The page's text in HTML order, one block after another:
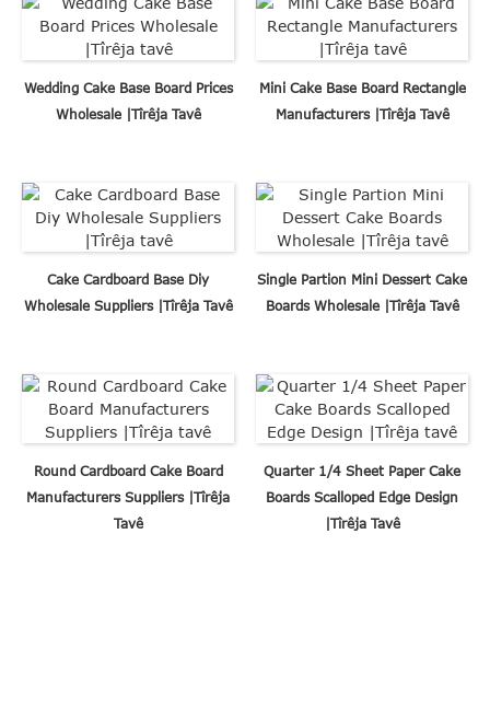
Wedding Cake Base Board Prices
Wholesale |Tîrêja Tavê
Mini Cake Base Board Rectangle
Manufacturers |Tîrêja Tavê
Cake Cardboard Base Diy
Wholesale Suppliers |Tîrêja Tavê
Single Partion Mini Dessert Cake
Boards Wholesale |Tîrêja Tavê
Round Cardboard Cake Board
Manufacturers Suppliers |Tîrêja
Tavê
Quarter 1/4 Sheet Paper Cake
Boards Scalloped Edge Design
|Tîrêja Tavê